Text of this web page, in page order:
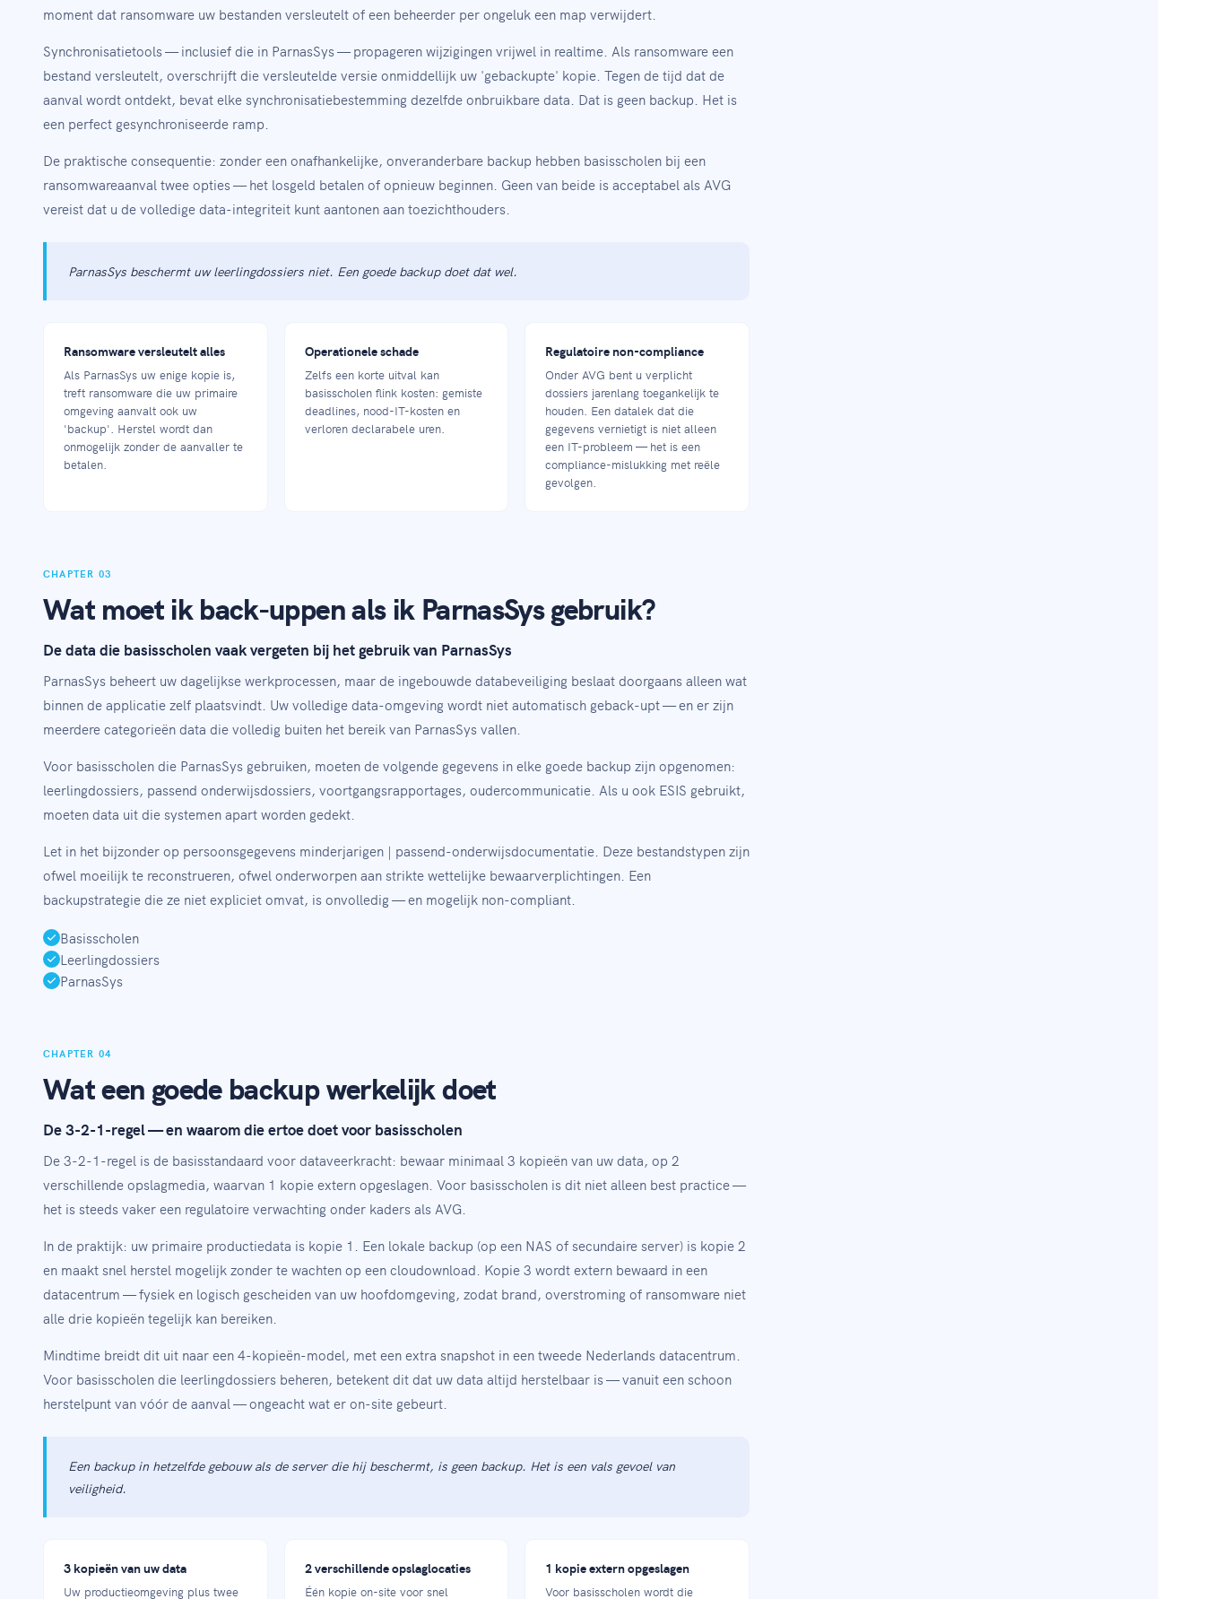
moment dat ransomware uw bestanden versleutelt of een beheerder per ongeluk een map verwijdert.
Synchronisatietools — inclusief die in ParnasSys — propageren wijzigingen vrijwel in realtime. Als ransomware een
bestand versleutelt, overschrijft die versleutelde versie onmiddellijk uw 'gebackupte' kopie. Tegen de tijd dat de
aanval wordt ontdekt, bevat elke synchronisatiebestemming dezelfde onbruikbare data. Dat is geen backup. Het is
een perfect gesynchroniseerde ramp.
De praktische consequentie: zonder een onafhankelijke, onveranderbare backup hebben basisscholen bij een
ransomwareaanval twee opties — het losgeld betalen of opnieuw beginnen. Geen van beide is acceptabel als AVG
vereist dat u de volledige data-integriteit kunt aantonen aan toezichthouders.
ParnasSys beschermt uw leerlingdossiers niet. Een goede backup doet dat wel.
Ransomware versleutelt alles
Als ParnasSys uw enige kopie is,
treft ransomware die uw primaire
omgeving aanvalt ook uw
'backup'. Herstel wordt dan
onmogelijk zonder de aanvaller te
betalen.
Operationele schade
Zelfs een korte uitval kan
basisscholen flink kosten: gemiste
deadlines, nood-IT-kosten en
verloren declarabele uren.
Regulatoire non-compliance
Onder AVG bent u verplicht
dossiers jarenlang toegankelijk te
houden. Een datalek dat die
gegevens vernietigt is niet alleen
een IT-probleem — het is een
compliance-mislukking met reële
gevolgen.
CHAPTER 03
Wat moet ik back-uppen als ik ParnasSys gebruik?
De data die basisscholen vaak vergeten bij het gebruik van ParnasSys
ParnasSys beheert uw dagelijkse werkprocessen, maar de ingebouwde databeveiliging beslaat doorgaans alleen wat
binnen de applicatie zelf plaatsvindt. Uw volledige data-omgeving wordt niet automatisch geback-upt — en er zijn
meerdere categorieën data die volledig buiten het bereik van ParnasSys vallen.
Voor basisscholen die ParnasSys gebruiken, moeten de volgende gegevens in elke goede backup zijn opgenomen:
leerlingdossiers, passend onderwijsdossiers, voortgangsrapportages, oudercommunicatie. Als u ook ESIS gebruikt,
moeten data uit die systemen apart worden gedekt.
Let in het bijzonder op persoonsgegevens minderjarigen | passend-onderwijsdocumentatie. Deze bestandstypen zijn
ofwel moeilijk te reconstrueren, ofwel onderworpen aan strikte wettelijke bewaarverplichtingen. Een
backupstrategie die ze niet expliciet omvat, is onvolledig — en mogelijk non-compliant.
Basisscholen
Leerlingdossiers
ParnasSys
CHAPTER 04
Wat een goede backup werkelijk doet
De 3-2-1-regel — en waarom die ertoe doet voor basisscholen
De 3-2-1-regel is de basisstandaard voor dataveerkracht: bewaar minimaal 3 kopieën van uw data, op 2
verschillende opslagmedia, waarvan 1 kopie extern opgeslagen. Voor basisscholen is dit niet alleen best practice —
het is steeds vaker een regulatoire verwachting onder kaders als AVG.
In de praktijk: uw primaire productiedata is kopie 1. Een lokale backup (op een NAS of secundaire server) is kopie 2
en maakt snel herstel mogelijk zonder te wachten op een cloudownload. Kopie 3 wordt extern bewaard in een
datacentrum — fysiek en logisch gescheiden van uw hoofdomgeving, zodat brand, overstroming of ransomware niet
alle drie kopieën tegelijk kan bereiken.
Mindtime breidt dit uit naar een 4-kopieën-model, met een extra snapshot in een tweede Nederlands datacentrum.
Voor basisscholen die leerlingdossiers beheren, betekent dit dat uw data altijd herstelbaar is — vanuit een schoon
herstelpunt van vóór de aanval — ongeacht wat er on-site gebeurt.
Een backup in hetzelfde gebouw als de server die hij beschermt, is geen backup. Het is een vals gevoel van
veiligheid.
3 kopieën van uw data
Uw productieomgeving plus twee
2 verschillende opslaglocaties
Één kopie on-site voor snel
1 kopie extern opgeslagen
Voor basisscholen wordt die